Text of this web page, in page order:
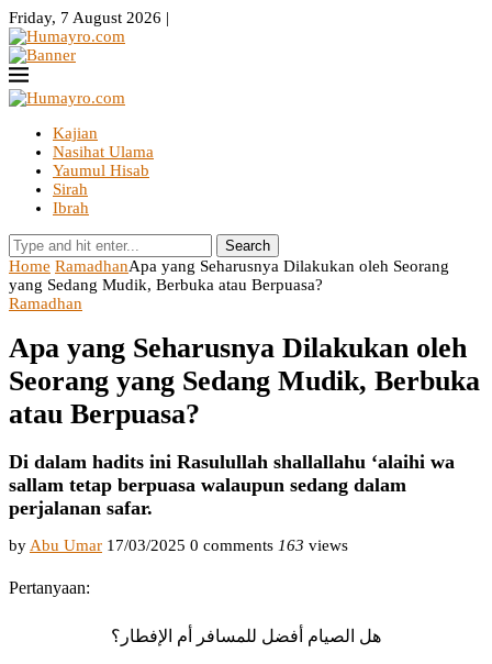
Friday, 7 August 2026 |
Kajian
Nasihat Ulama
Yaumul Hisab
Sirah
Ibrah
Search
Home RamadhanApa yang Seharusnya Dilakukan oleh Seorang
yang Sedang Mudik, Berbuka atau Berpuasa?
Ramadhan
Apa yang Seharusnya Dilakukan oleh
Seorang yang Sedang Mudik, Berbuka
atau Berpuasa?
Di dalam hadits ini Rasulullah shallallahu ‘alaihi wa
sallam tetap berpuasa walaupun sedang dalam
perjalanan safar.
by Abu Umar 17/03/2025 0 comments 163 views
Pertanyaan:
هل الصيام أفضل للمسافر أم الإفطار؟